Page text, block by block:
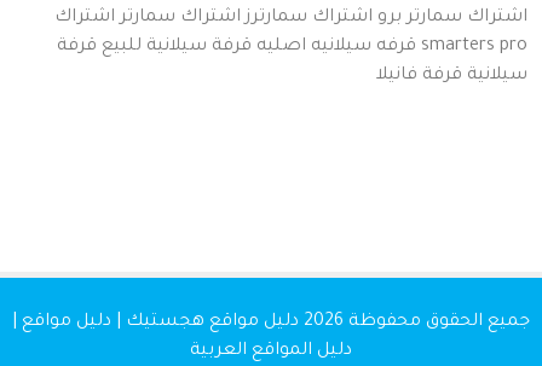
سمارتر برو اشتراك سمارترز اشتراك سمارتر اشتراك
smarters قرفه سيلانيه اصليه قرفة سيلانية للبيعقرفة
قرفة فانيلا
الحقوق محفوظة 2026
دليل مواقع هجستيك | دليل مواقع |
دليل المواقع العربية